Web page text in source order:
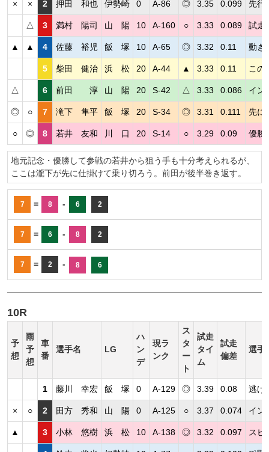
× × 2 押田 和也 伊勢崎 0 A-86 ◎ 3.35 0.099 先行
△ 3 満村 陽司 山 陽 10 A-160 ○ 3.33 0.089 試走
▲ ▲ 4 佐藤 裕児 飯 塚 10 A-65 ◎ 3.32 0.11 動き
5 柴田 健治 浜 松 20 A-44 ▲ 3.33 0.11 この
△ 6 前田 淳 山 陽 20 S-42 △ 3.33 0.086 イン
◎ ○ 7 滝下 隼平 飯 塚 20 S-34 ◎ 3.31 0.111 先に
○ ◎ 8 若井 友和 川 口 20 S-14 ○ 3.29 0.09 優勝
地元記念・優勝して参戦の若井から狙う手も十分考えられるが、
ここは瀧下が先に仕掛けて乗り切ろう。前田が後半巻き返す。
7 = 8 - 6 2
7 = 6 - 8 2
7 = 2 - 8 6
10R
予
想
雨
予
想
車
番
選手名 LG
ハ
ン
デ
現ラ
ンク
ス
タ
ー
ト
試走
タイ
ム
試走
偏差
選手
1 藤川 幸宏 飯 塚 0 A-129 ◎ 3.39 0.08 逃げ
× ○ 2 田方 秀和 山 陽 0 A-125 ○ 3.37 0.074 イン
▲ 3 小林 悠樹 浜 松 10 A-138 ◎ 3.32 0.097 スピ